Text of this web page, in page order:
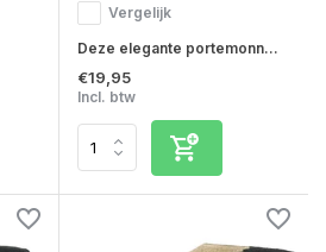
Vergelijk
Deze elegante portemonn...
€19,95
Incl. btw